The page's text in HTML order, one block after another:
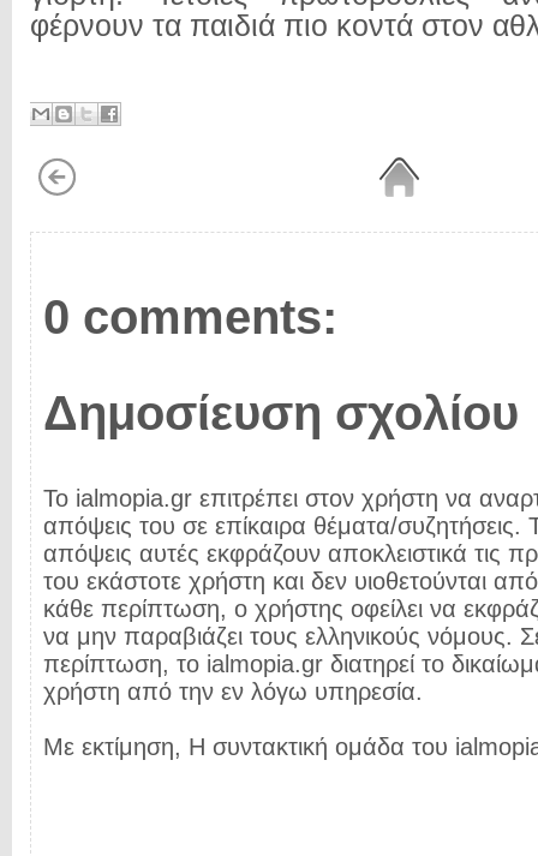
φέρνουν τα παιδιά πιο κοντά στον
0 comments:
Δημοσίευση σχολίου
Το ialmopia.gr επιτρέπει στον χρήστη να
απόψεις του σε επίκαιρα θέματα/συζητήσεις.
απόψεις αυτές εκφράζουν αποκλειστικά τις
του εκάστοτε χρήστη και δεν υιοθετούνται
κάθε περίπτωση, ο χρήστης οφείλει να
να μην παραβιάζει τους ελληνικούς νόμους.
περίπτωση, το ialmopia.gr διατηρεί το
χρήστη από την εν λόγω υπηρεσία.
Με εκτίμηση, Η συντακτική ομάδα του